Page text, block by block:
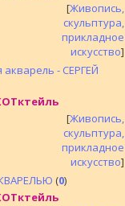
[Живопись,
скульптура,
прикладное
искусство]
- СЕРГЕЙ
[Живопись,
скульптура,
прикладное
искусство]
(0)